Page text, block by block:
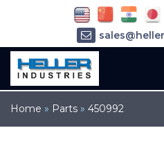
Home » Parts » 450992